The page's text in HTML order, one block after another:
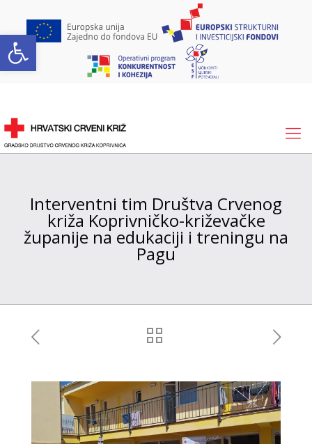
Open toolbar
Interventni tim Društva Crvenog
križa Koprivničko-križevačke
županije na edukaciji i treningu na
Pagu